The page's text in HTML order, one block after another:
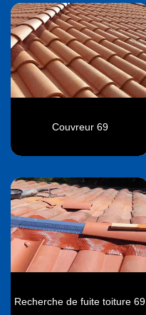
Couvreur 69
Recherche de fuite toiture 69